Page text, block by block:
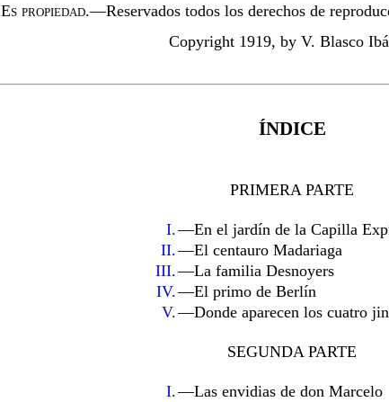
Es propiedad.—Reservados todos los derechos de
Copyright 1919, by V. Blasco
ÍNDICE
PRIMERA PARTE
I.—En el jardín de la Capilla
II.—El centauro Madariaga
III.—La familia Desnoyers
IV.—El primo de Berlín
V.—Donde aparecen los cuatro
SEGUNDA PARTE
I.—Las envidias de don Marcelo